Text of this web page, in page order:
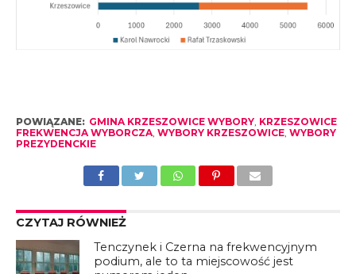
POWIĄZANE: GMINA KRZESZOWICE WYBORY, KRZESZOWICE
FREKWENCJA WYBORCZA, WYBORY KRZESZOWICE, WYBORY
PREZYDENCKIE
CZYTAJ RÓWNIEŻ
Tenczynek i Czerna na frekwencyjnym
podium, ale to ta miejscowość jest